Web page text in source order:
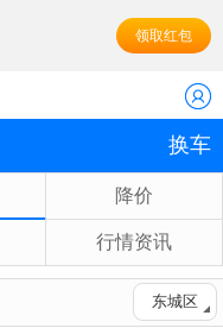
领取红包
换车
降价
行情资讯
东城区